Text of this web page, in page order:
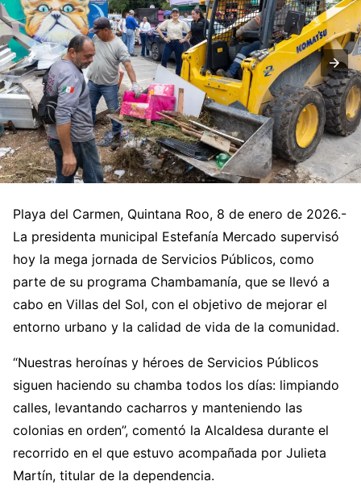
Playa del Carmen, Quintana Roo, 8 de enero de 2026.-
La presidenta municipal Estefanía Mercado supervisó
hoy la mega jornada de Servicios Públicos, como
parte de su programa Chambamanía, que se llevó a
cabo en Villas del Sol, con el objetivo de mejorar el
entorno urbano y la calidad de vida de la comunidad.
“Nuestras heroínas y héroes de Servicios Públicos
siguen haciendo su chamba todos los días: limpiando
calles, levantando cacharros y manteniendo las
colonias en orden”, comentó la Alcaldesa durante el
recorrido en el que estuvo acompañada por Julieta
Martín, titular de la dependencia.